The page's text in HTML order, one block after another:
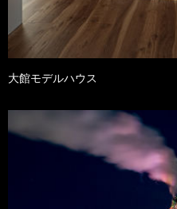
大館モデルハウス